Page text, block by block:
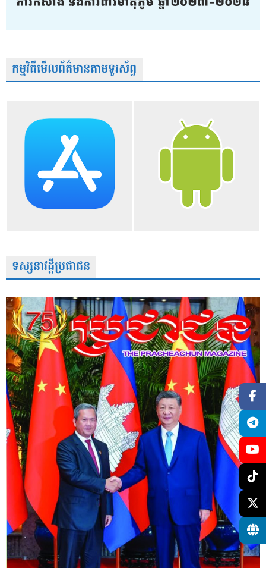
កម្មវិធីមើលព័ត៌មានតាមទូរស័ព្វ
ទស្សនាវដ្តីប្រជាជន